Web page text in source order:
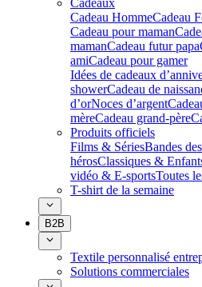
Cadeaux
Cadeau HommeCadeau
Cadeau pour maman
mamanCadeau futur papa
amiCadeau pour gamer
Idées de cadeaux
showerCadeau de
d’orNoces d’argent
mèreCadeau grand-père
Produits officiels
Films & SériesBandes
hérosClassiques &
vidéo & E-sportsToutes
T-shirt de la semaine
B2B
Textile personnalisé
Solutions commerciales